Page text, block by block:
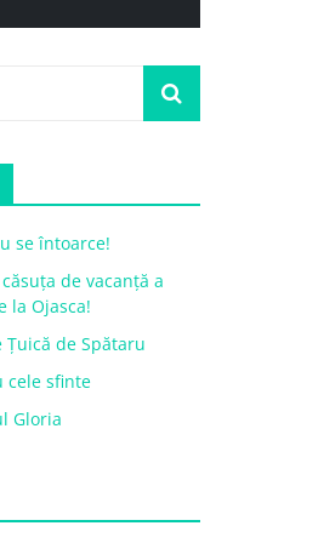
se întoarce!
de vacanță a
la Ojasca!
de Spătaru
cele sfinte
Gloria